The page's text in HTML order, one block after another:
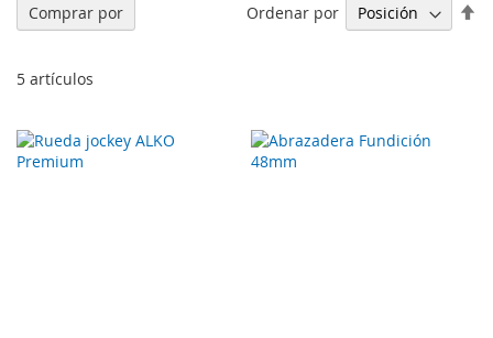
5 artículos
Ordenar por
Comprar por